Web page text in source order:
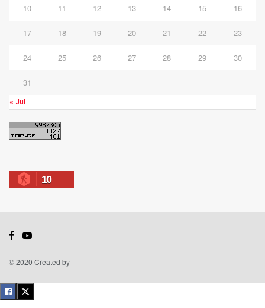
10 11 12 13 14 15 16
17 18 19 20 21 22 23
24 25 26 27 28 29 30
31
« Jul
10
© 2020 Created by